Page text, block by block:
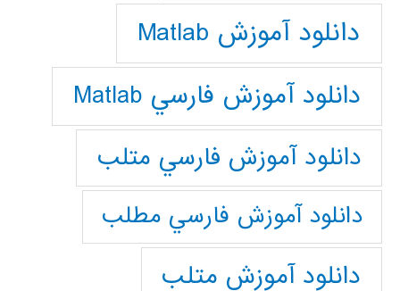
دانلود آموزش Matlab
دانلود آموزش فارسي Matlab
دانلود آموزش فارسي متلب
دانلود آموزش فارسي مطلب
دانلود آموزش متلب